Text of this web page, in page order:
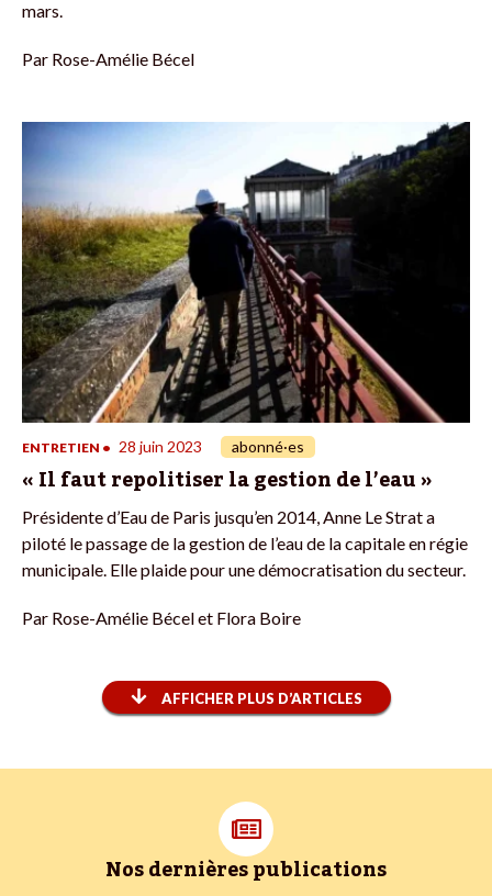
mars.
Par Rose-Amélie Bécel
ENTRETIEN • 28 juin 2023 abonné·es
« Il faut repolitiser la gestion de l’eau »
Présidente d’Eau de Paris jusqu’en 2014, Anne Le Strat a
piloté le passage de la gestion de l’eau de la capitale en régie
municipale. Elle plaide pour une démocratisation du secteur.
Par Rose-Amélie Bécel et Flora Boire
AFFICHER PLUS D’ARTICLES
Nos dernières publications